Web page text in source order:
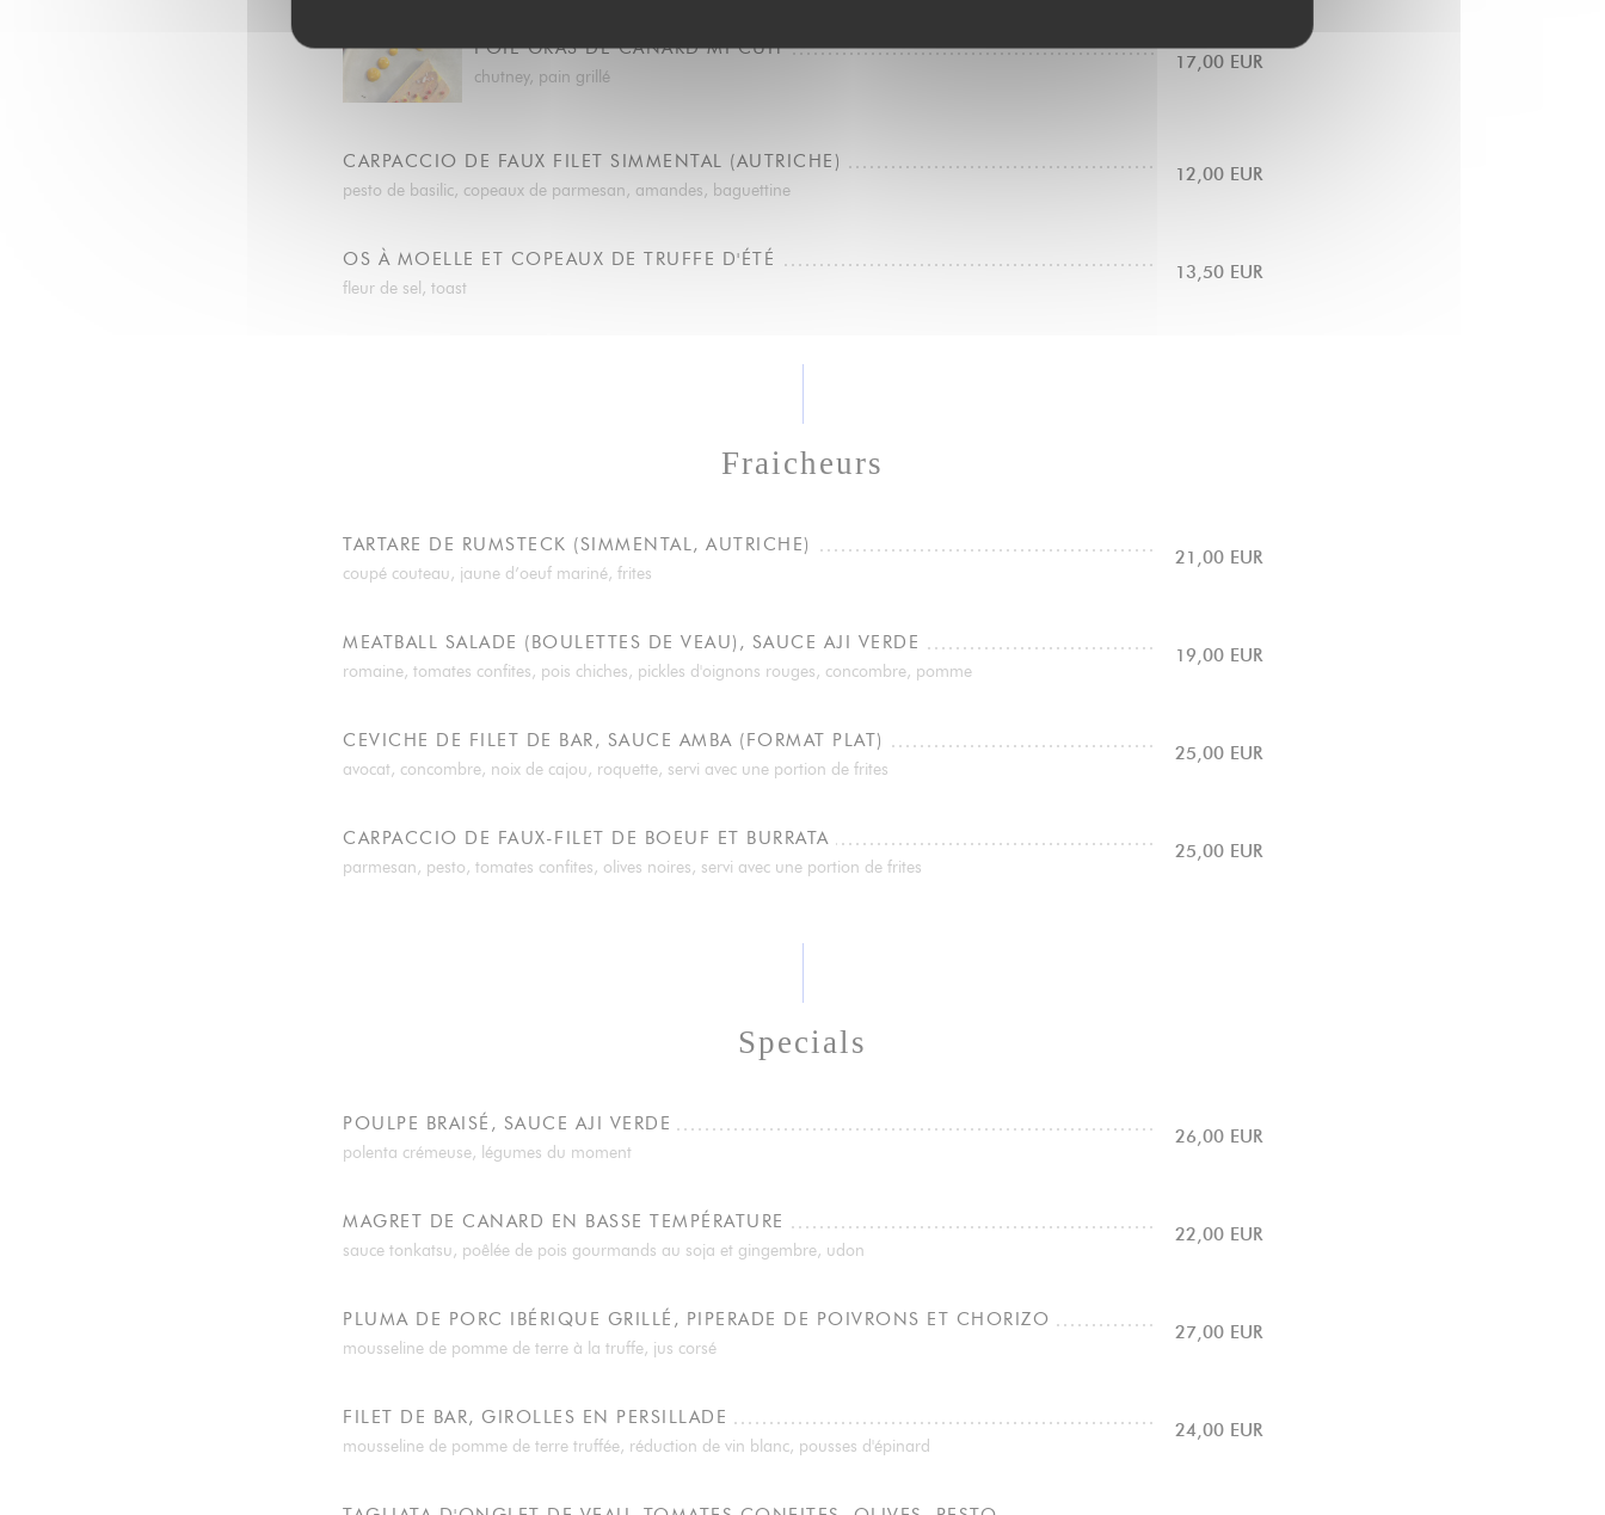
FOIE GRAS DE CANARD MI CUIT
chutney, pain grillé
17,00 EUR
CARPACCIO DE FAUX FILET SIMMENTAL (AUTRICHE)
pesto de basilic, copeaux de parmesan, amandes, baguettine
12,00 EUR
OS À MOELLE ET COPEAUX DE TRUFFE D'ÉTÉ
fleur de sel, toast
13,50 EUR
Fraicheurs
TARTARE DE RUMSTECK (SIMMENTAL, AUTRICHE)
coupé couteau, jaune d’oeuf mariné, frites
21,00 EUR
MEATBALL SALADE (BOULETTES DE VEAU), SAUCE AJI VERDE
romaine, tomates confites, pois chiches, pickles d'oignons rouges, concombre, pomme
19,00 EUR
CEVICHE DE FILET DE BAR, SAUCE AMBA (FORMAT PLAT)
avocat, concombre, noix de cajou, roquette, servi avec une portion de frites
25,00 EUR
CARPACCIO DE FAUX-FILET DE BOEUF ET BURRATA
parmesan, pesto, tomates confites, olives noires, servi avec une portion de frites
25,00 EUR
Specials
POULPE BRAISÉ, SAUCE AJI VERDE
polenta crémeuse, légumes du moment
26,00 EUR
MAGRET DE CANARD EN BASSE TEMPÉRATURE
sauce tonkatsu, poêlée de pois gourmands au soja et gingembre, udon
22,00 EUR
PLUMA DE PORC IBÉRIQUE GRILLÉ, PIPERADE DE POIVRONS ET CHORIZO
mousseline de pomme de terre à la truffe, jus corsé
27,00 EUR
FILET DE BAR, GIROLLES EN PERSILLADE
mousseline de pomme de terre truffée, réduction de vin blanc, pousses d'épinard
24,00 EUR